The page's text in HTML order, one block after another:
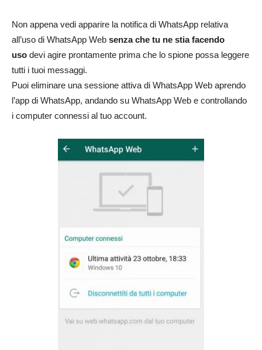
Non appena vedi apparire la notifica di WhatsApp relativa
all’uso di WhatsApp Web senza che tu ne stia facendo
uso devi agire prontamente prima che lo spione possa leggere
tutti i tuoi messaggi.
Puoi eliminare una sessione attiva di WhatsApp Web aprendo
l’app di WhatsApp, andando su WhatsApp Web e controllando
i computer connessi al tuo account.